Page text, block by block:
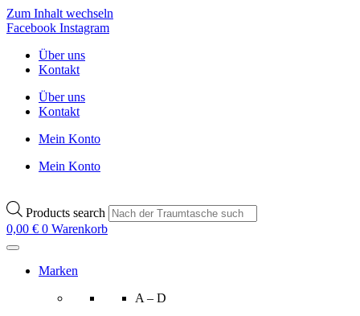
Zum Inhalt wechseln
Facebook Instagram
Über uns
Kontakt
Über uns
Kontakt
Mein Konto
Mein Konto
Products search
0,00 € 0 Warenkorb
Marken
A – D